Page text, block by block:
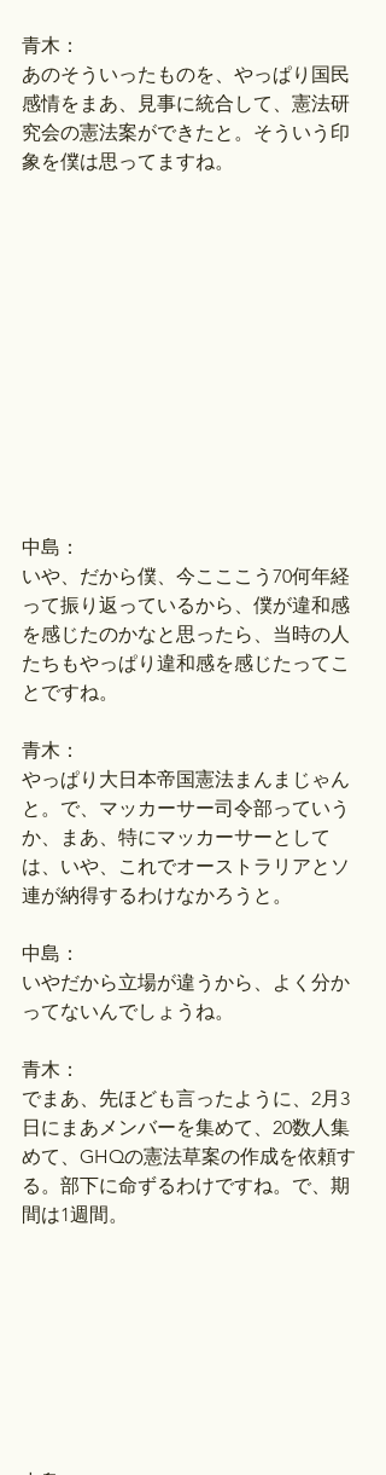
青木：
あのそういったものを、やっぱり国民
感情をまあ、見事に統合して、憲法研
究会の憲法案ができたと。そういう印
象を僕は思ってますね。
中島：
いや、だから僕、今こここう70何年経
って振り返っているから、僕が違和感
を感じたのかなと思ったら、当時の人
たちもやっぱり違和感を感じたってこ
とですね。
青木：
やっぱり大日本帝国憲法まんまじゃん
と。で、マッカーサー司令部っていう
か、まあ、特にマッカーサーとして
は、いや、これでオーストラリアとソ
連が納得するわけなかろうと。
中島：
いやだから立場が違うから、よく分か
ってないんでしょうね。
青木：
でまあ、先ほども言ったように、2月3
日にまあメンバーを集めて、20数人集
めて、GHQの憲法草案の作成を依頼す
る。部下に命ずるわけですね。で、期
間は1週間。